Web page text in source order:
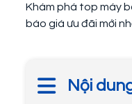
Khám phá top máy
báo giá ưu đãi mới
Nội